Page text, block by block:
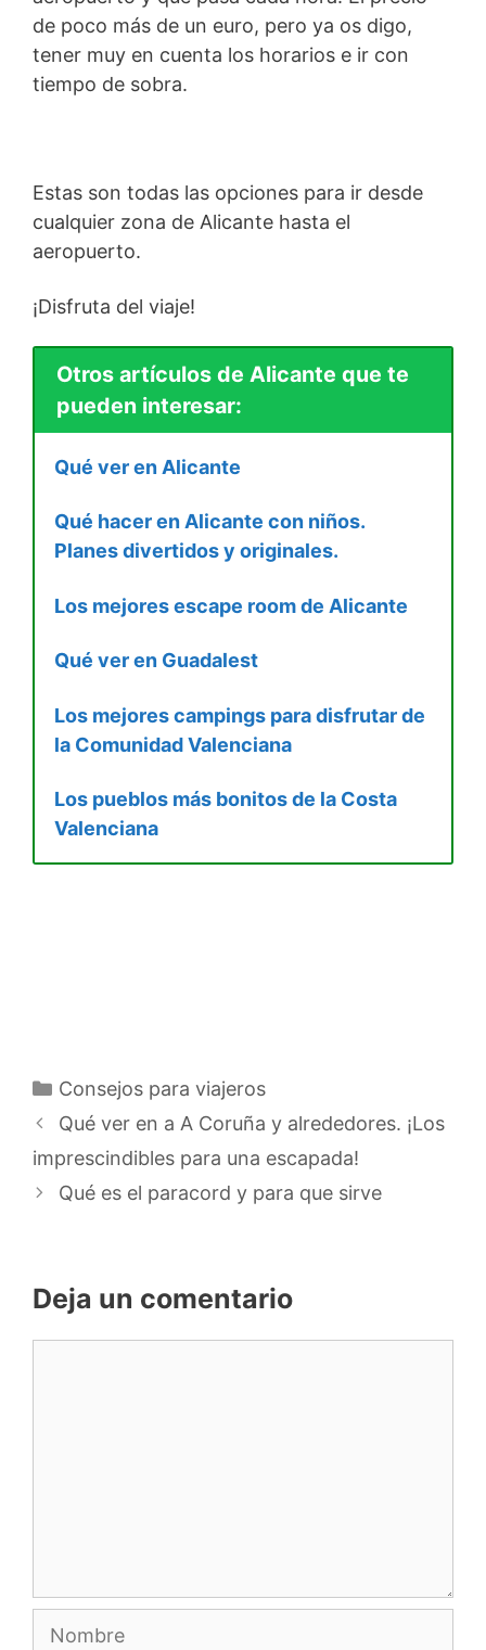
de poco más de un euro, pero ya os digo,
tener muy en cuenta los horarios e ir con
tiempo de sobra.
Estas son todas las opciones para ir desde
cualquier zona de Alicante hasta el
aeropuerto.
¡Disfruta del viaje!
Otros artículos de Alicante que te
pueden interesar:
Qué ver en Alicante
Qué hacer en Alicante con niños.
Planes divertidos y originales.
Los mejores escape room de Alicante
Qué ver en Guadalest
Los mejores campings para disfrutar de
la Comunidad Valenciana
Los pueblos más bonitos de la Costa
Valenciana
Categorías
Consejos para viajeros
Qué ver en a A Coruña y alrededores. ¡Los
imprescindibles para una escapada!
Qué es el paracord y para que sirve
Deja un comentario